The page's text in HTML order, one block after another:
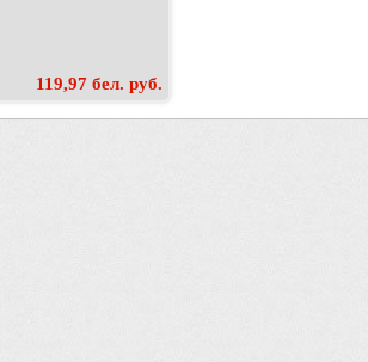
119,97 бел. руб.